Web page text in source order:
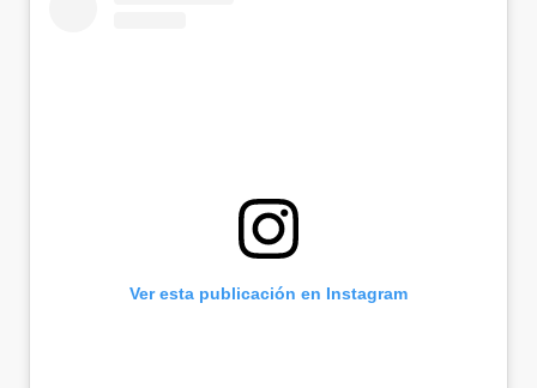
Ver esta publicación en Instagram